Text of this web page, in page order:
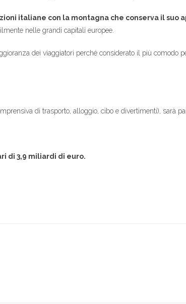
italiane con la montagna che conserva il suo
nelle grandi capitali europee.
dei viaggiatori perché considerato il più comodo
di trasporto, alloggio, cibo e divertimenti), sarà
di 3,9 miliardi di euro.